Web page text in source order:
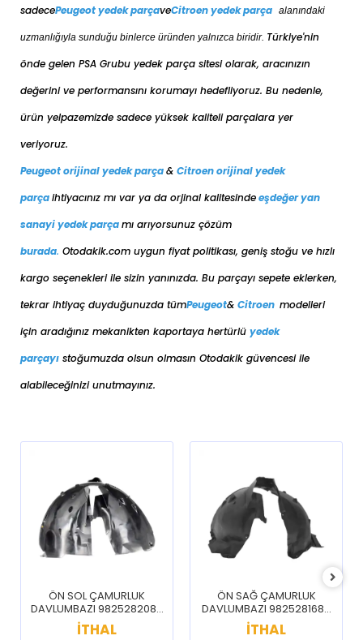
sadecePeugeot yedek parçaveCitroen yedek parça alanındaki
uzmanlığıyla sunduğu binlerce üründen yalnızca biridir. Türkiye'nin
önde gelen PSA Grubu yedek parça sitesi olarak, aracınızın
değerini ve performansını korumayı hedefliyoruz. Bu nedenle,
ürün yelpazemizde sadece yüksek kaliteli parçalara yer
veriyoruz.
Peugeot orijinal yedek parça& Citroen orijinal yedek
parçaihtiyacınız mı var ya da orjinal kalitesindeeşdeğeryan
sanayi yedek parçamı arıyorsunuz çözüm
burada. Otodakik.com uygun fiyat politikası, geniş stoğu ve hızlı
kargo seçenekleri ile sizin yanınızda. Bu parçayı sepete eklerken,
tekrar ihtiyaç duyduğunuzda tümPeugeot& Citroen modelleri
için aradığınız mekanikten kaportaya hertürlü yedek
parçayı stoğumuzda olsun olmasın Otodakik güvencesi ile
alabileceğinizi unutmayınız.
ÖN SOL ÇAMURLUK
DAVLUMBAZI 9825282080
/ 3008 5008 16-20
İTHAL
ÖN SAĞ ÇAMURLUK
DAVLUMBAZI 9825281680
/ 3008 5008 16-20
İTHAL